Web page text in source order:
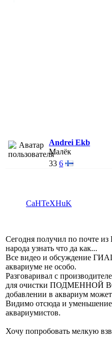
Andrei Ekb
Малёк
33 6
CaHTeXHuK
Сегодня получил по почте из
народа узнать что да как...
Все видео и обсуждение
аквариуме не особо.
Разговаривал с
для очистки ПОДМЕННОЙ
добавлении в аквариум
Видимо отсюда и
аквариумистов.
Хочу попробовать мелкую